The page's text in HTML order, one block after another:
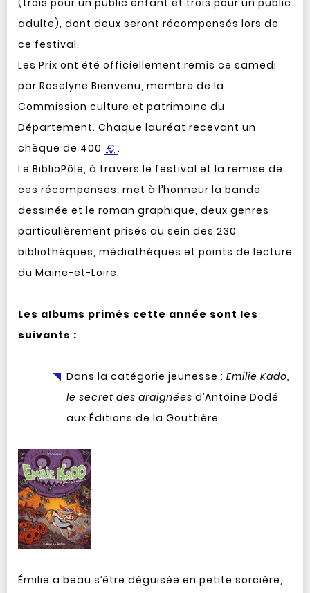
(trois pour un public enfant et trois pour un public
adulte), dont deux seront récompensés lors de
ce festival.
Les Prix ont été officiellement remis ce samedi
par Roselyne Bienvenu, membre de la
Commission culture et patrimoine du
Département. Chaque lauréat recevant un
chèque de 400 € .
Le BiblioPôle, à travers le festival et la remise de
ces récompenses, met à l’honneur la bande
dessinée et le roman graphique, deux genres
particulièrement prisés au sein des 230
bibliothèques, médiathèques et points de lecture
du Maine-et-Loire.
Les albums primés cette année sont les
suivants :
Dans la catégorie jeunesse : Emilie Kado,
le secret des araignées d’Antoine Dodé
aux Éditions de la Gouttière
Émilie a beau s’être déguisée en petite sorcière,